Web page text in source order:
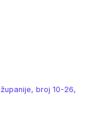
broj 10-26,